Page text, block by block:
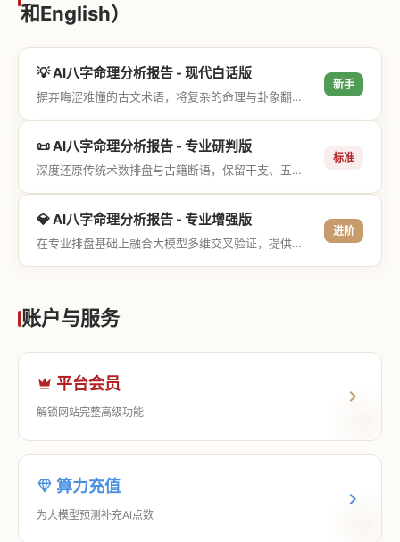
和English）
💡 AI八字命理分析报告 - 现代白话版
摒弃晦涩难懂的古文术语，将复杂的命理与卦象翻译成通俗易懂的现代大白话，直击结果与生活建议，零门槛轻松阅读。
新手
📜 AI八字命理分析报告 - 专业研判版
深度还原传统术数排盘与古籍断语，保留干支、五行与神煞等专业术语，适合追求严谨考证与具备易学基础的用户。
标准
💎 AI八字命理分析报告 - 专业增强版
在专业排盘基础上融合大模型多维交叉验证，提供更详尽的流年推演、应期运筹、象意深度剖析，以及全方位的运筹决策指导。
进阶
账户与服务
平台会员
解锁网站完整高级功能
算力充值
为大模型预测补充AI点数